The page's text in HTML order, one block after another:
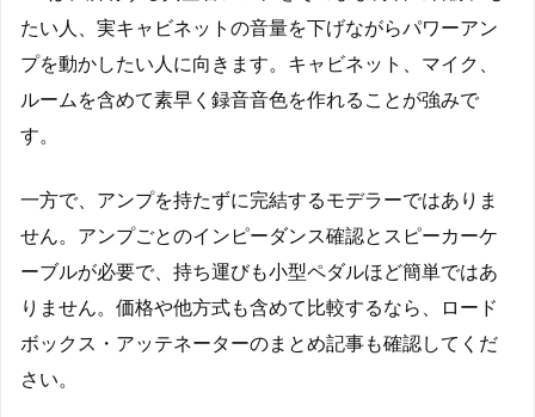
たい人、実キャビネットの音量を下げながらパワーアン
プを動かしたい人に向きます。キャビネット、マイク、
ルームを含めて素早く録音音色を作れることが強みで
す。
一方で、アンプを持たずに完結するモデラーではありま
せん。アンプごとのインピーダンス確認とスピーカーケ
ーブルが必要で、持ち運びも小型ペダルほど簡単ではあ
りません。価格や他方式も含めて比較するなら、ロード
ボックス・アッテネーターのまとめ記事も確認してくだ
さい。